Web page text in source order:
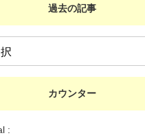
過去の記事
カウンター
: